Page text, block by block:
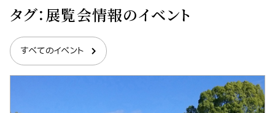
タグ： 展覧会情報のイベント
すべてのイベント